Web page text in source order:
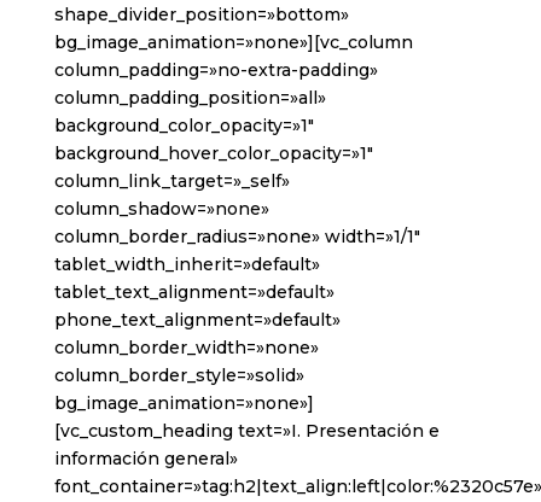
shape_divider_position=»bottom»
bg_image_animation=»none»][vc_column
column_padding=»no-extra-padding»
column_padding_position=»all»
background_color_opacity=»1″
background_hover_color_opacity=»1″
column_link_target=»_self»
column_shadow=»none»
column_border_radius=»none» width=»1/1″
tablet_width_inherit=»default»
tablet_text_alignment=»default»
phone_text_alignment=»default»
column_border_width=»none»
column_border_style=»solid»
bg_image_animation=»none»]
[vc_custom_heading text=»I. Presentación e
información general»
font_container=»tag:h2|text_align:left|color:%2320c57e»